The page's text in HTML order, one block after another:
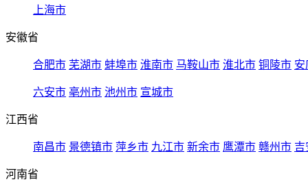
上海市
安徽省
合肥市 芜湖市 蚌埠市 淮南市 马鞍山市 淮北市 铜陵市 安
六安市 亳州市 池州市 宣城市
江西省
南昌市 景德镇市 萍乡市 九江市 新余市 鹰潭市 赣州市 吉
河南省